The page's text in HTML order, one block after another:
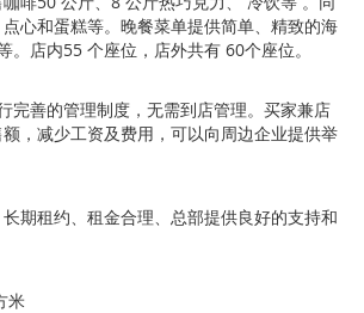
心和蛋糕等。晚餐菜单提供简单、精致的海
。店内55 个座位，店外共有 60个座位。
完善的管理制度，无需到店管理。买家兼店
，减少工资及费用，可以向周边企业提供举
期租约、租金合理、总部提供良好的支持和
米